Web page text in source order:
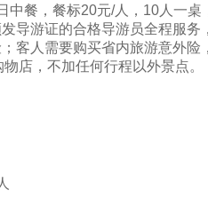
中餐，餐标20元/人，10人一桌
导游证的合格导游员全程服务
客人需要购买省内旅游意外险
店，不加任何行程以外景点。